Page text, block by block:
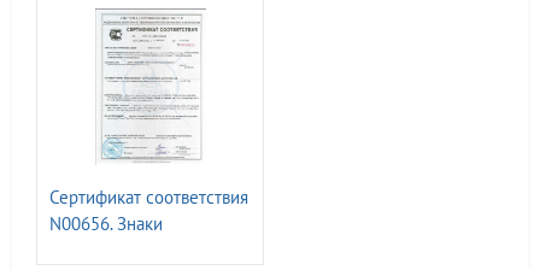
Сертификат соответствия
N00656. Знаки